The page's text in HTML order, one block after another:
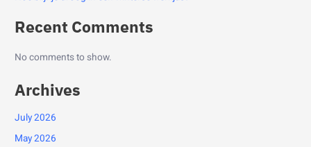
Recent Comments
No comments to show.
Archives
July 2026
May 2026